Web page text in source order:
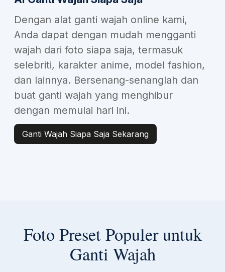
Dengan alat ganti wajah online kami,
Anda dapat dengan mudah mengganti
wajah dari foto siapa saja, termasuk
selebriti, karakter anime, model fashion,
dan lainnya. Bersenang-senanglah dan
buat ganti wajah yang menghibur
dengan memulai hari ini.
Ganti Wajah Siapa Saja Sekarang
Foto Preset Populer untuk
Ganti Wajah